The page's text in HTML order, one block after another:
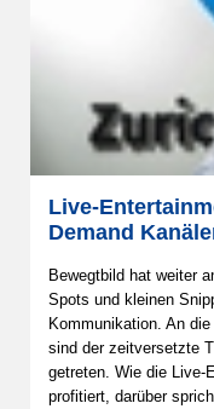
Live-
Demand
Bewegtbild hat weiter
Spots und kleinen
Kommunikation. An
sind der zeitversetzte
getreten. Wie die Live-
profitiert, darüber